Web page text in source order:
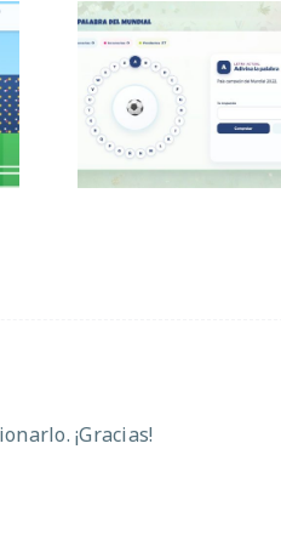
Pasapalabra del
Mundial
¡Gracias!